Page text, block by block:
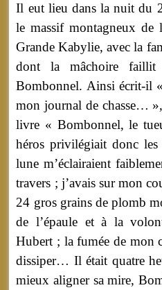
Il eut lieu dans la nuit du
le massif montagneux
Grande Kabylie, avec la
dont la mâchoire faillit
Bombonnel. Ainsi écrit-il
mon journal de chasse…
livre « Bombonnel, le
héros privilégiait donc les
lune m’éclairaient
travers ; j’avais sur mon
24 gros grains de plomb
de l’épaule et à la
Hubert ; la fumée de mon
dissiper… Il était quatre
mieux aligner sa mire,